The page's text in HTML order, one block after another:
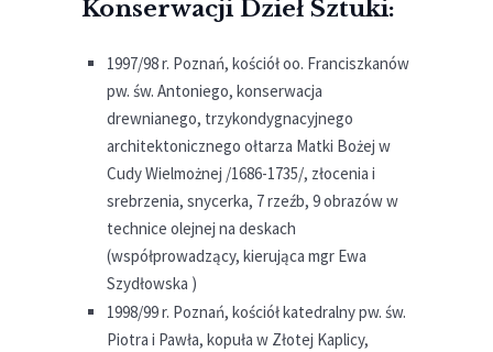
Konserwacji Dzieł Sztuki:
1997/98 r. Poznań, kościół oo. Franciszkanów
pw. św. Antoniego, konserwacja
drewnianego, trzykondygnacyjnego
architektonicznego ołtarza Matki Bożej w
Cudy Wielmożnej /1686-1735/, złocenia i
srebrzenia, snycerka, 7 rzeźb, 9 obrazów w
technice olejnej na deskach
(współprowadzący, kierująca mgr Ewa
Szydłowska )
1998/99 r. Poznań, kościół katedralny pw. św.
Piotra i Pawła, kopuła w Złotej Kaplicy,